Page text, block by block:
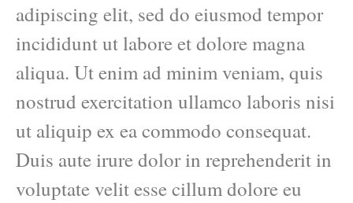
adipiscing elit, sed do eiusmod tempor
incididunt ut labore et dolore magna
aliqua. Ut enim ad minim veniam, quis
nostrud exercitation ullamco laboris nisi
ut aliquip ex ea commodo consequat.
Duis aute irure dolor in reprehenderit in
voluptate velit esse cillum dolore eu